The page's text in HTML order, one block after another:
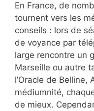
En France, de
tournent vers les
conseils : lors de
de voyance par
large rencontre un
Marseille ou autre
l’Oracle de Belline,
médiumnité,
de mieux.